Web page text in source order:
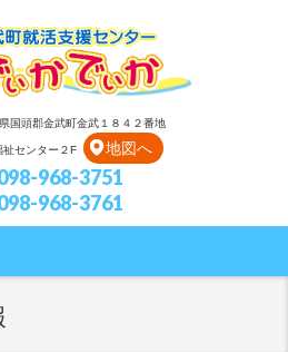
国頭郡金武町金武１８４２番地
祉センター２F 地図へ
968-3751
968-3761